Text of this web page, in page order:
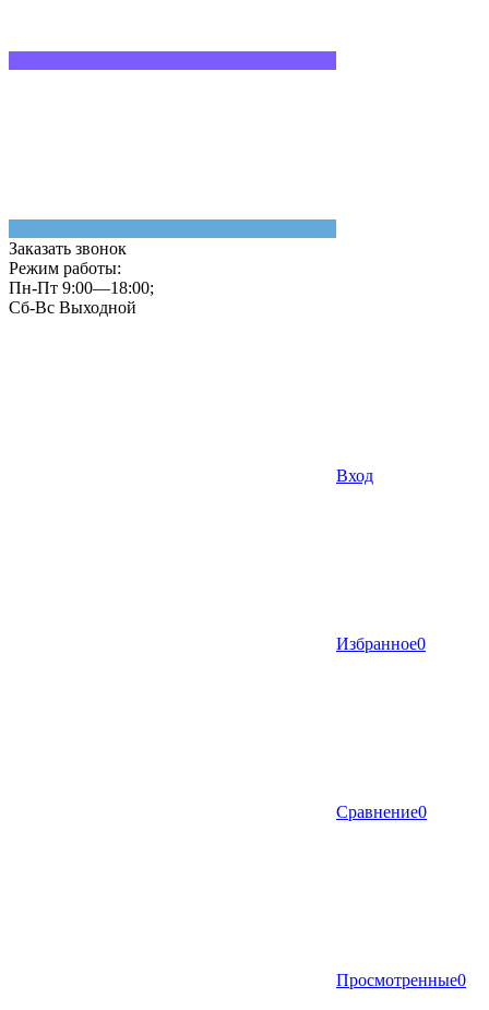
Заказать звонок
Режим работы:
Пн-Пт 9:00—18:00;
Сб-Вс Выходной
Вход
Избранное0
Сравнение0
Просмотренные0